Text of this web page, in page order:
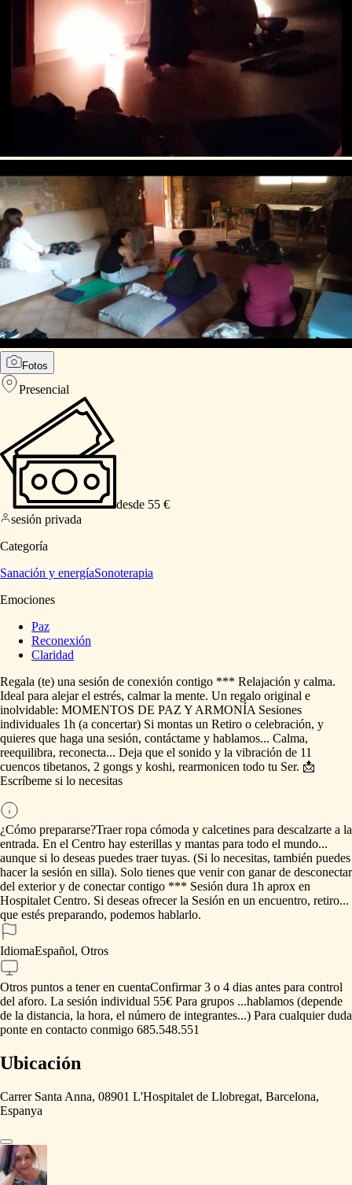
Fotos
Presencial
desde 55 €
sesión privada
Categoría
Sanación y energíaSonoterapia
Emociones
Paz
Reconexión
Claridad
Regala (te) una sesión de conexión contigo *** Relajación y calma.
Ideal para alejar el estrés, calmar la mente. Un regalo original e
inolvidable: MOMENTOS DE PAZ Y ARMONÍA Sesiones
individuales 1h (a concertar) Si montas un Retiro o celebración, y
quieres que haga una sesión, contáctame y hablamos... Calma,
reequilibra, reconecta... Deja que el sonido y la vibración de 11
cuencos tibetanos, 2 gongs y koshi, rearmonicen todo tu Ser. 📩
Escríbeme si lo necesitas
¿Cómo prepararse?Traer ropa cómoda y calcetines para descalzarte a la
entrada. En el Centro hay esterillas y mantas para todo el mundo...
aunque si lo deseas puedes traer tuyas. (Si lo necesitas, también puedes
hacer la sesión en silla). Solo tienes que venir con ganar de desconectar
del exterior y de conectar contigo *** Sesión dura 1h aprox en
Hospitalet Centro. Si deseas ofrecer la Sesión en un encuentro, retiro...
que estés preparando, podemos hablarlo.
IdiomaEspañol, Otros
Otros puntos a tener en cuentaConfirmar 3 o 4 dias antes para control
del aforo. La sesión individual 55€ Para grupos ...hablamos (depende
de la distancia, la hora, el número de integrantes...) Para cualquier duda
ponte en contacto conmigo 685.548.551
Ubicación
Carrer Santa Anna, 08901 L'Hospitalet de Llobregat, Barcelona,
Espanya